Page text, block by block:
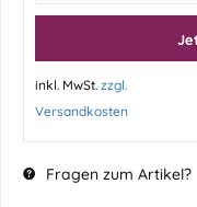
inkl. MwSt. zzgl.
Versandkosten
Fragen zum Artikel?